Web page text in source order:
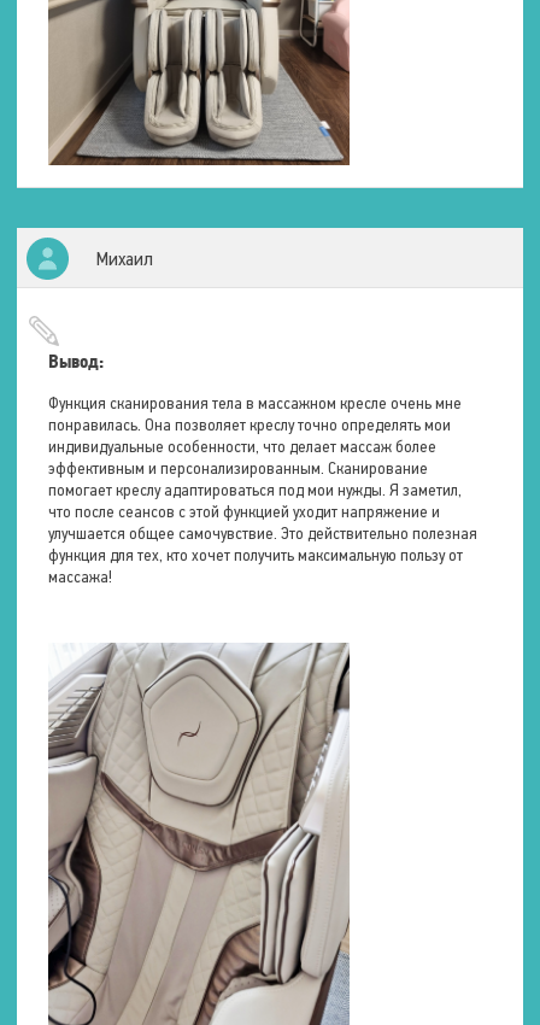
Возможность подключения
iOS
Android
Роликовый массаж
Зоны воздействия
Плечи
Ягодицы
Ширина проработки
Техники массажа
Шиацу
Постукивающая
Похлопывающая
Прокатывающая
Массаж под музыку
Поколачивающий
Массаж рубление
Круговые движения
Китайский массаж
Вибрационный массаж
Количество уровней
интенсивности
5 уровней
Акупунктурный массаж
Зоны воздействия Поясница
Тепловой массаж
Зоны воздействия
Михаил
Вывод:
Функция сканирования тела в массажном кресле очень мне
понравилась. Она позволяет креслу точно определять мои
индивидуальные особенности, что делает массаж более
эффективным и персонализированным. Сканирование
помогает креслу адаптироваться под мои нужды. Я заметил,
что после сеансов с этой функцией уходит напряжение и
улучшается общее самочувствие. Это действительно полезная
функция для тех, кто хочет получить максимальную пользу от
массажа!